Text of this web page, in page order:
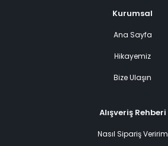
Kurumsal
Ana Sayfa
Hikayemiz
Bize Ulaşın
Alışveriş Rehberi
Nasıl Sipariş Veririm